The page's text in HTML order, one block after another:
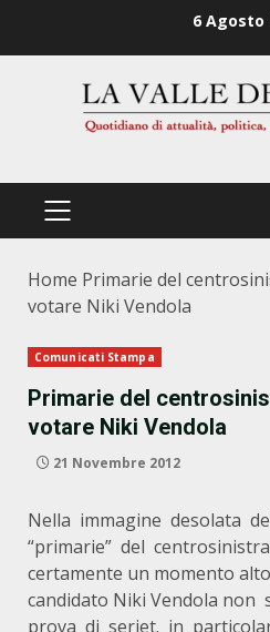
6 Agosto
PRIMÄRES
Home Primarie del
votare Niki Vendola
Comunicati Stampa
Primarie del
votare Niki Vendola
21 Novembre 2012
Nella immagine desolata
“primarie” del
certamente un momento
candidato Niki Vendola
prova di seriet. in